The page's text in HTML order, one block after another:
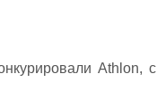
Athlon, с